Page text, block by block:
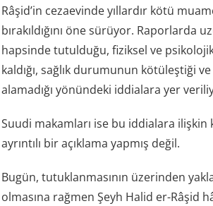
Râşid’in cezaevinde yıllardır kötü
bırakıldığını öne sürüyor. Raporlarda
hapsinde tutulduğu, fiziksel ve
kaldığı, sağlık durumunun kötüleştiği
alamadığı yönündeki iddialara yer
Suudi makamları ise bu iddialara ilişkin
ayrıntılı bir açıklama yapmış değil.
Bugün, tutuklanmasının üzerinden
olmasına rağmen Şeyh Halid er-Râşid